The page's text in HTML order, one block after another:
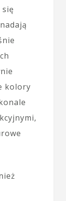
kolory